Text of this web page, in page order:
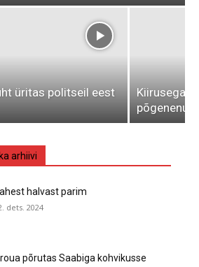
üritas politseil eest
Kiirusega
põgenenud
arhiivi
halvast parim
dets. 2024
põrutas Saabiga kohvikusse